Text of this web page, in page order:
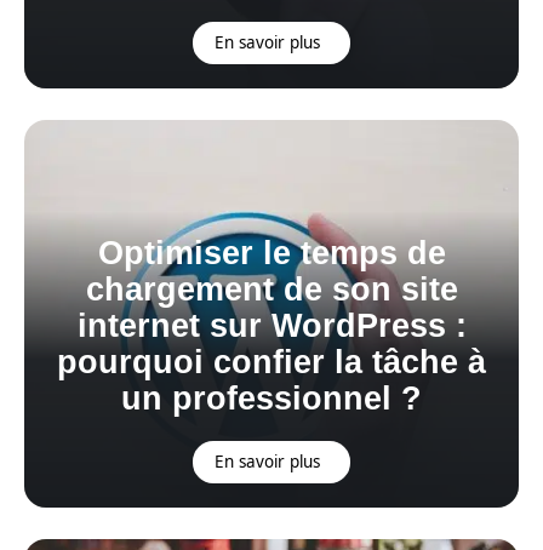
En savoir plus
Optimiser le temps de
chargement de son site
internet sur WordPress :
pourquoi confier la tâche à
un professionnel ?
En savoir plus